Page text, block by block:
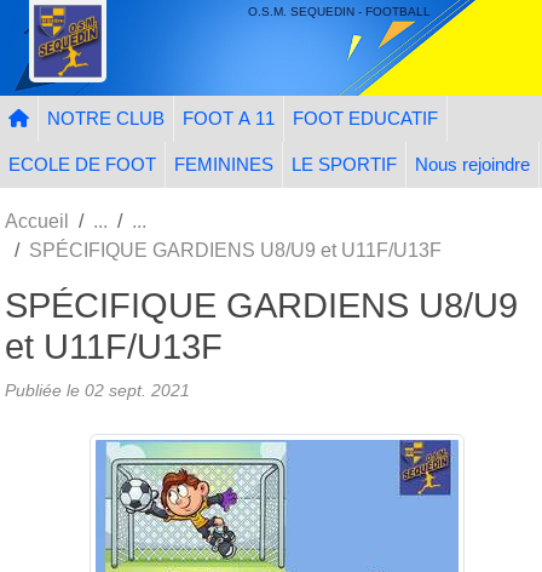
O.S.M. SEQUEDIN - FOOTBALL
NOTRE CLUB FOOT A 11 FOOT EDUCATIF
ECOLE DE FOOT FEMININES LE SPORTIF Nous rejoindre
Accueil
SPÉCIFIQUE GARDIENS U8/U9 et U11F/U13F
SPÉCIFIQUE GARDIENS U8/U9
et U11F/U13F
Publiée le 02 sept. 2021
Panneau de gestion des cookies